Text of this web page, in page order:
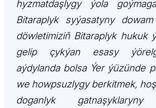
hyzmatdaşlygy ýola
Bitaraplyk syýasatyny
döwletimiziň Bitaraplyk hukuk
gelip çykýan esasy
aýdylanda bolsa Ýer ýüzünde
we howpsuzlygy berkitmek,
doganlyk gatnaşyklaryny